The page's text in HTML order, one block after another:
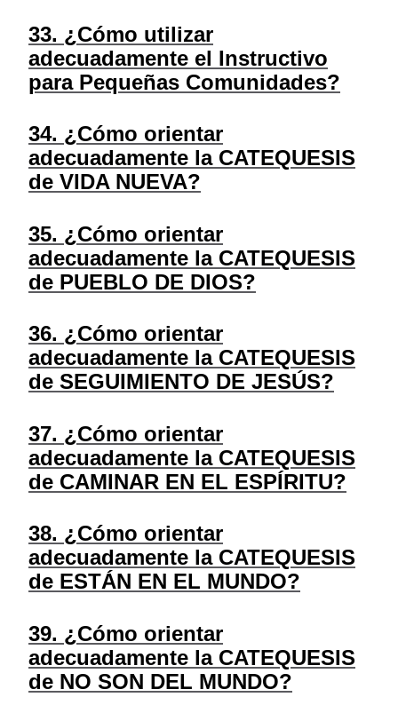
33. ¿Cómo utilizar
adecuadamente el Instructivo
para Pequeñas Comunidades?
34. ¿Cómo orientar
adecuadamente la CATEQUESIS
de VIDA NUEVA?
35. ¿Cómo orientar
adecuadamente la CATEQUESIS
de PUEBLO DE DIOS?
36. ¿Cómo orientar
adecuadamente la CATEQUESIS
de SEGUIMIENTO DE JESÚS?
37. ¿Cómo orientar
adecuadamente la CATEQUESIS
de CAMINAR EN EL ESPÍRITU?
38. ¿Cómo orientar
adecuadamente la CATEQUESIS
de ESTÁN EN EL MUNDO?
39. ¿Cómo orientar
adecuadamente la CATEQUESIS
de NO SON DEL MUNDO?